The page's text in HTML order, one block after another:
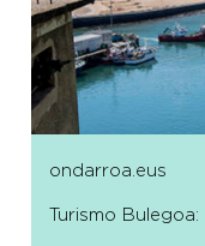
ondarroa.eus
Turismo Bulegoa: